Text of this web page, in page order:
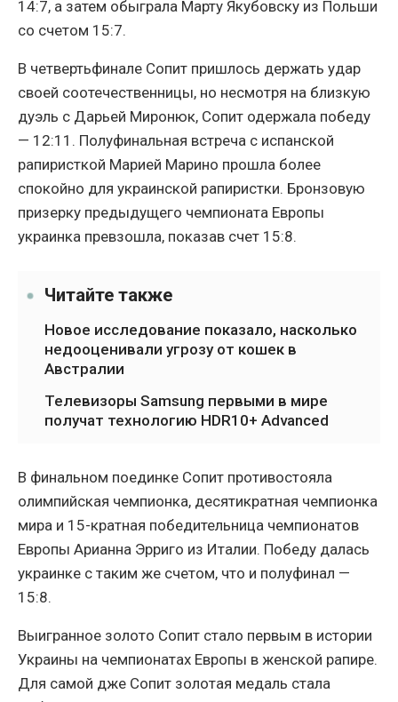
14:7, а затем обыграла Марту Якубовску из Польши
со счетом 15:7.
В четвертьфинале Сопит пришлось держать удар
своей соотечественницы, но несмотря на близкую
дуэль с Дарьей Миронюк, Сопит одержала победу
— 12:11. Полуфинальная встреча с испанской
рапиристкой Марией Марино прошла более
спокойно для украинской рапиристки. Бронзовую
призерку предыдущего чемпионата Европы
украинка превзошла, показав счет 15:8.
Читайте также
Новое исследование показало, насколько
недооценивали угрозу от кошек в
Австралии
Телевизоры Samsung первыми в мире
получат технологию HDR10+ Advanced
В финальном поединке Сопит противостояла
олимпийская чемпионка, десятикратная чемпионка
мира и 15-кратная победительница чемпионатов
Европы Арианна Эрриго из Италии. Победу далась
украинке с таким же счетом, что и полуфинал —
15:8.
Выигранное золото Сопит стало первым в истории
Украины на чемпионатах Европы в женской рапире.
Для самой дже Сопит золотая медаль стала